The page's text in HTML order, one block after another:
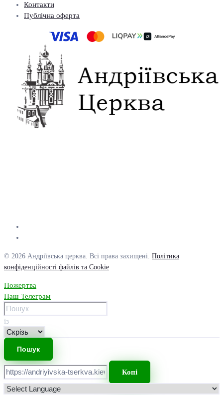
Контакти
Публічна оферта
© 2026 Андріївська церква. Всі права захищені. Політика
конфіденційності файлів та Cookie
Пожертва
Наш Телеграм
із
Копі